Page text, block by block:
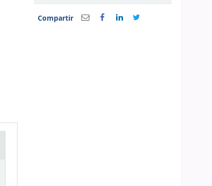
Compartir